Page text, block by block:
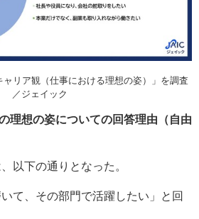
リア観（仕事における理想の姿）」を調査
／ジェイック
理想の姿についての回答理由（自由
以下の通りとなった。
て、その部門で活躍したい」と回